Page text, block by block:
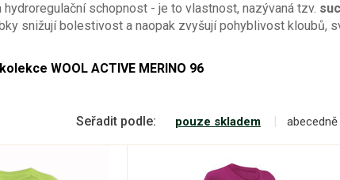
hydroregulační schopnost - je to vlastnost, nazývaná tzv.
snižují bolestivost a naopak zvyšují pohyblivost kloubů,
WOOL ACTIVE MERINO 96
Seřadit podle: pouze skladem abecedně